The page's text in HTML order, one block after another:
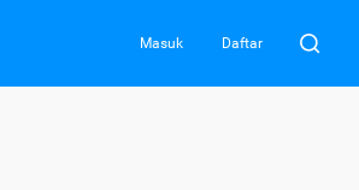
Masuk Daftar